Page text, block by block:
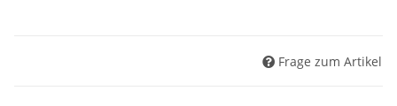
Frage zum Artikel